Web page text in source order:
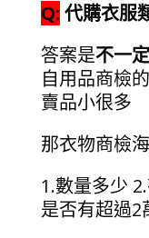
Q: 代購衣服
答案是不一
自用品商檢
賣品小很多
那衣物商檢
1.數量多少
是否有超過2